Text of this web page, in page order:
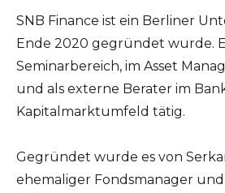
SNB Finance ist ein Berliner
Ende 2020 gegründet wurde.
Seminarbereich, im Asset
und als externe Berater im
Kapitalmarktumfeld tätig.
Gegründet wurde es von
ehemaliger Fondsmanager und